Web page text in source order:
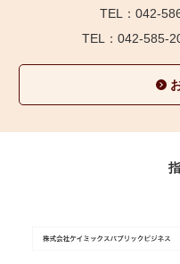
TEL：042-
TEL：042-585-